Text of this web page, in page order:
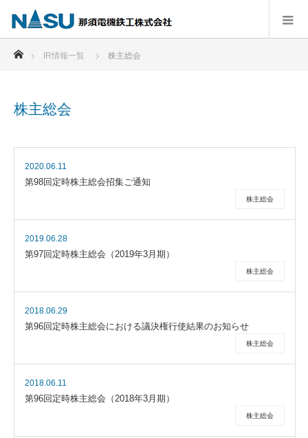
ホーム
IR情報一覧 株主総会
株主総会
2020.06.11
第98回定時株主総会招集ご通知
株主総会
2019.06.28
第97回定時株主総会（2019年3月期）
株主総会
2018.06.29
第96回定時株主総会における議決権行使結果のお知らせ
株主総会
2018.06.11
第96回定時株主総会（2018年3月期）
株主総会